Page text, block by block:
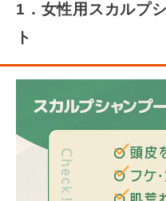
1．女性用スカルプ
ト